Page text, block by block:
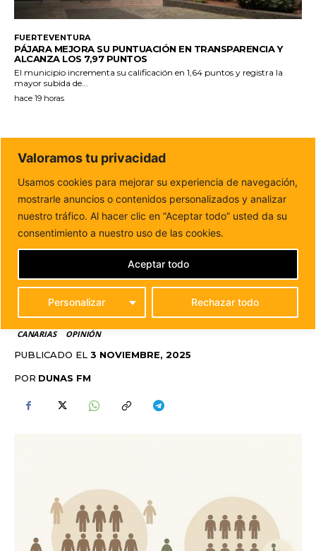
FUERTEVENTURA
PÁJARA MEJORA SU PUNTUACIÓN EN TRANSPARENCIA Y
ALCANZA LOS 7,97 PUNTOS
El municipio incrementa su calificación en 1,64 puntos y registra la
mayor subida de...
hace 19 horas